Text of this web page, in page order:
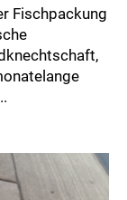
Fischpackung